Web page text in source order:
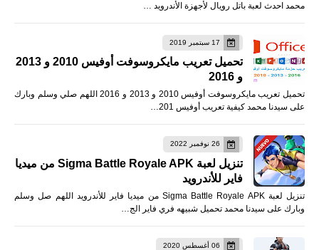
محمد احدث لعبة باتل رويال لأجهزة الأندرويد …
17 سبتمبر 2019
تحميل تعريب مايكروسوفت أوفيس 2010 و 2013
و 2016
تحميل تعريب مايكروسوفت أوفيس 2010 و 2013 و 2016 اللهم صلي وسلم وبارك
على سيدنا محمد كيفية تعريب أوفيس 201…
26 نوفمبر 2022
تنزيل لعبة Sigma Battle Royale APK من ميديا
فاير للأندرويد
تنزيل لعبة Sigma Battle Royale APK من ميديا فاير للأندرويد اللهم صل وسلم
وبارك على سيدنا محمد تحميل شبيهه فري فاير الج…
06 أغسطس 2020